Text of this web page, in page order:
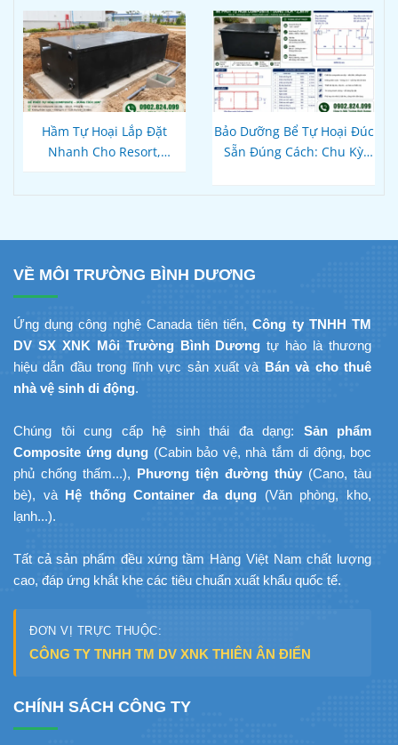
Chậm?
Hầm Tự Hoại Lắp Đặt
Nhanh Cho Resort,
Giang: Giải Pháp
Bảo Dưỡng Bể Tự Hoại Đúc
Sẵn Đúng Cách: Chu Kỳ
Dùng Vi Sinh Để Không
VỀ MÔI TRƯỜNG BÌNH DƯƠNG
Ứng dụng công nghệ Canada tiên tiến,Công ty TNHH TM
DV SX XNK Môi Trường Bình Dương tự hào là thương
hiệu dẫn đầu trong lĩnh vực sản xuất và Bán và cho thuê
nhà vệ sinh di động.
Chúng tôi cung cấp hệ sinh thái đa dạng: Sản phẩm
Composite ứng dụng (Cabin bảo vệ, nhà tắm di động, bọc
phủ chống thấm...), Phương tiện đường thủy (Cano, tàu
bè), và Hệ thống Container đa dụng (Văn phòng, kho,
lạnh...).
Tất cả sản phẩm đều xứng tầm Hàng Việt Nam chất lượng
cao, đáp ứng khắt khe các tiêu chuẩn xuất khẩu quốc tế.
ĐƠN VỊ TRỰC THUỘC:
CÔNG TY TNHH TM DV XNK THIÊN ÂN ĐIỂN
CHÍNH SÁCH CÔNG TY